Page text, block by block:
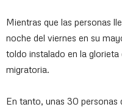
Mientras que las personas
noche del viernes en su
toldo instalado en la
migratoria.
En tanto, unas 30 personas